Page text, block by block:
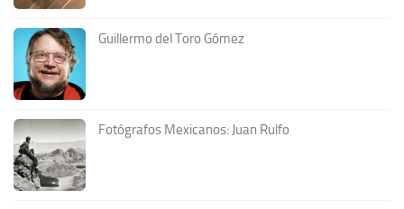
Guillermo del Toro Gómez
Fotógrafos Mexicanos: Juan Rulfo